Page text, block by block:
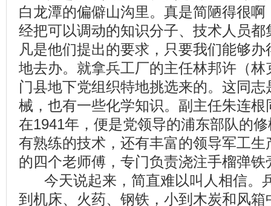
白龙潭的偏僻山沟里。真是简陋得很
经把可以调动的知识分子、技术人员
凡是他们提出的要求，只要我们能够
地去办。就拿兵工厂的主任林邦许（
门县地下党组织特地挑选来的。这同
械，也有一些化学知识。副主任朱连
在1941年，便是党领导的浦东部队的
有熟练的技术，还有丰富的领导军工
的四个老师傅，专门负责浇注手榴弹铁
今天说起来，简直难以叫人相信。
到机床、火药、钢铁，小到木炭和风